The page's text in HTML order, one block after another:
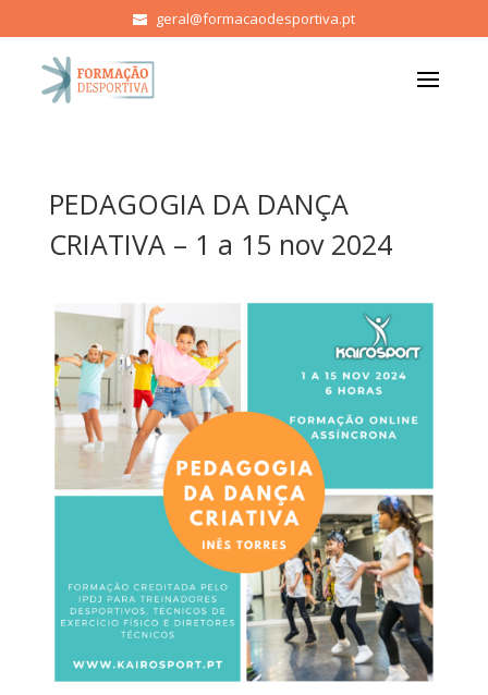
geral@formacaodesportiva.pt
PEDAGOGIA DA DANÇA
CRIATIVA – 1 a 15 nov 2024